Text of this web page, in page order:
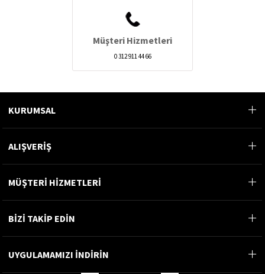
Müşteri Hizmetleri
0 312 911 44 66
KURUMSAL
ALIŞVERİŞ
MÜŞTERİ HİZMETLERİ
BİZİ TAKİP EDİN
UYGULAMAMIZI İNDİRİN